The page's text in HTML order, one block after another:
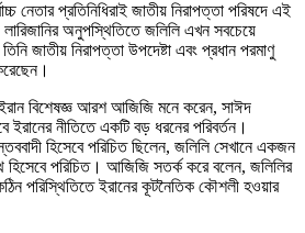
নেতার প্রতিনিধিরাই জাতীয় নিরাপত্তা পরিষদে এই
অনুপস্থিতিতে জলিলি এখন সবচেয়ে
জাতীয় নিরাপত্তা উপদেষ্টা এবং প্রধান পরমাণু
বিশেষজ্ঞ আরশ আজিজি মনে করেন, সাঈদ
নীতিতে একটি বড় ধরনের পরিবর্তন।
হিসেবে পরিচিত ছিলেন, জলিলি সেখানে একজন
হিসেবে পরিচিত। আজিজি সতর্ক করে বলেন, জলিলির
পরিস্থিতিতে ইরানের কূটনৈতিক কৌশলী হওয়ার